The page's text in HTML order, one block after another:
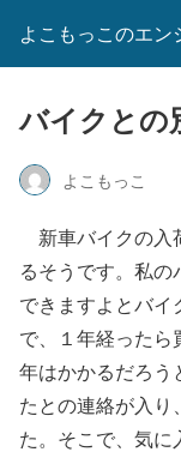
よこもっこのエン
バイクとの
よこもっこ
新車バイクの入
るそうです。私
できますよとバイ
で、１年経った
年はかかるだろう
たとの連絡が入り
た。そこで、気